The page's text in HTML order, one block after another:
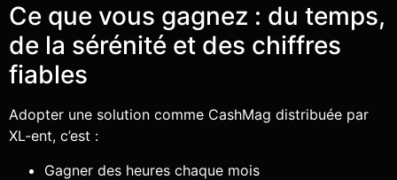
Ce que vous gagnez : du temps,
de la sérénité et des chiffres
fiables
Adopter une solution comme CashMag distribuée par
XL-ent, c’est :
Gagner des heures chaque mois